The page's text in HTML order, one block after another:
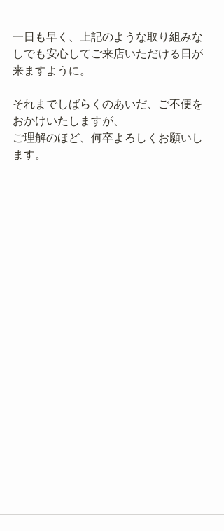
一日も早く、上記のような取り組みな
しでも安心してご来店いただける日が
来ますように。
それまでしばらくのあいだ、ご不便を
おかけいたしますが、
ご理解のほど、何卒よろしくお願いし
ます。